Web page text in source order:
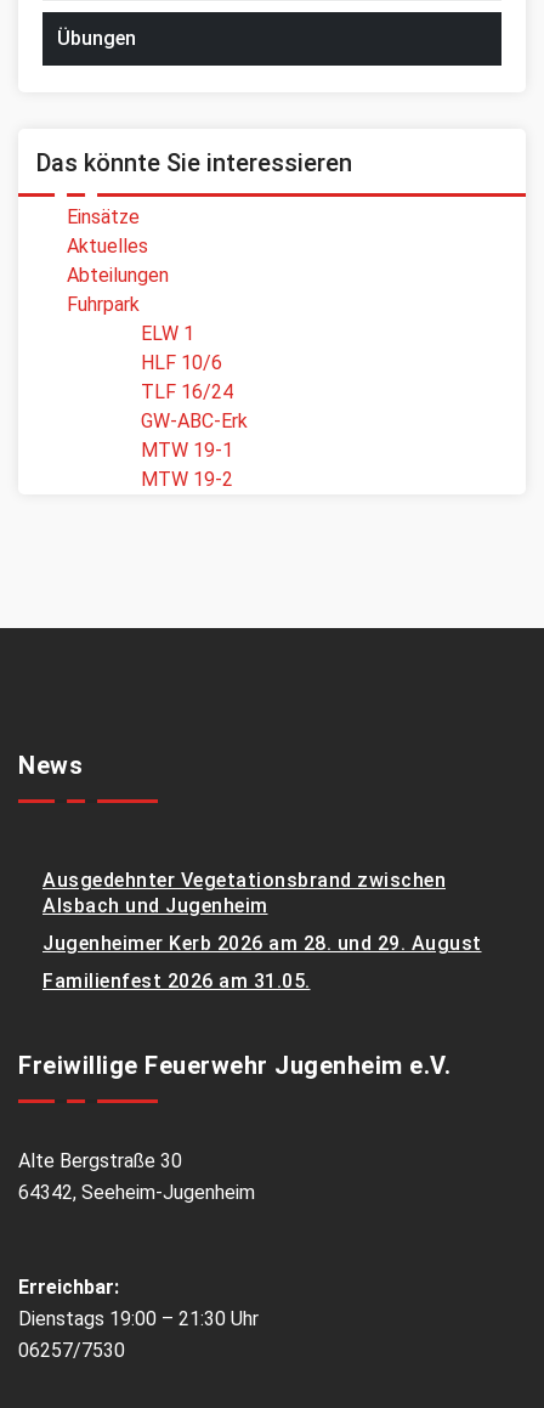
Übungen
Das könnte Sie interessieren
Einsätze
Aktuelles
Abteilungen
Fuhrpark
ELW 1
HLF 10/6
TLF 16/24
GW-ABC-Erk
MTW 19-1
MTW 19-2
News
Ausgedehnter Vegetationsbrand zwischen
Alsbach und Jugenheim
Jugenheimer Kerb 2026 am 28. und 29. August
Familienfest 2026 am 31.05.
Freiwillige Feuerwehr Jugenheim e.V.
Alte Bergstraße 30
64342, Seeheim-Jugenheim
Erreichbar:
Dienstags 19:00 – 21:30 Uhr
06257/7530